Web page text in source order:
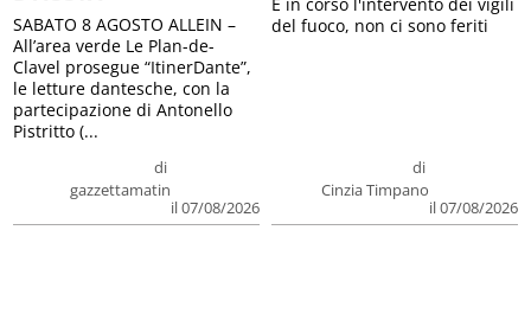
di
gazzettamatin
il 07/08/2026
SABATO 8 AGOSTO ALLEIN –
All’area verde Le Plan-de-
Clavel prosegue “ItinerDante”,
le letture dantesche, con la
partecipazione di Antonello
Pistritto (...
di
Cinzia Timpano
il 07/08/2026
del fuoco, non ci sono feriti